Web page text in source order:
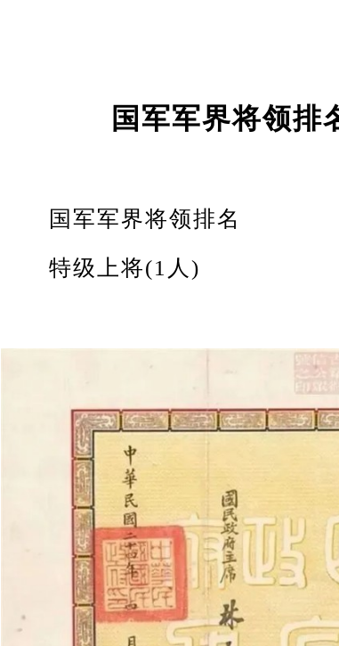
国军军界将领排
国军军界将领排名
特级上将(1人)